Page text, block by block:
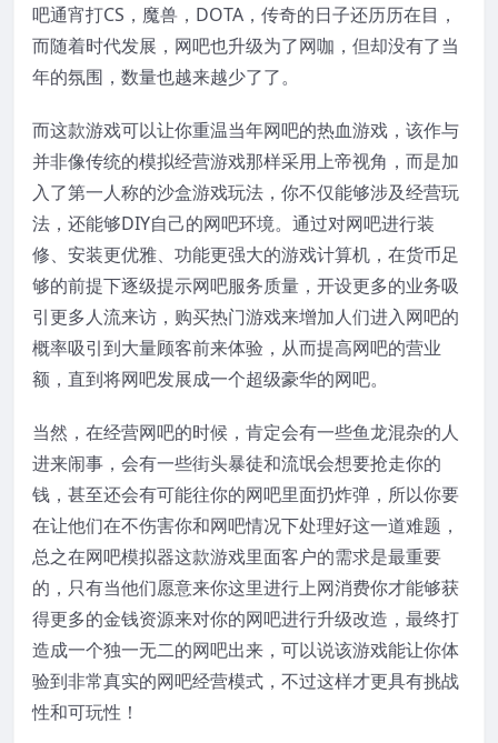
吧通宵打CS，魔兽，DOTA，传奇的日子还历历在目，
而随着时代发展，网吧也升级为了网咖，但却没有了当
年的氛围，数量也越来越少了了。
而这款游戏可以让你重温当年网吧的热血游戏，该作与
并非像传统的模拟经营游戏那样采用上帝视角，而是加
入了第一人称的沙盒游戏玩法，你不仅能够涉及经营玩
法，还能够DIY自己的网吧环境。通过对网吧进行装
修、安装更优雅、功能更强大的游戏计算机，在货币足
够的前提下逐级提示网吧服务质量，开设更多的业务吸
引更多人流来访，购买热门游戏来增加人们进入网吧的
概率吸引到大量顾客前来体验，从而提高网吧的营业
额，直到将网吧发展成一个超级豪华的网吧。
当然，在经营网吧的时候，肯定会有一些鱼龙混杂的人
进来闹事，会有一些街头暴徒和流氓会想要抢走你的
钱，甚至还会有可能往你的网吧里面扔炸弹，所以你要
在让他们在不伤害你和网吧情况下处理好这一道难题，
总之在网吧模拟器这款游戏里面客户的需求是最重要
的，只有当他们愿意来你这里进行上网消费你才能够获
得更多的金钱资源来对你的网吧进行升级改造，最终打
造成一个独一无二的网吧出来，可以说该游戏能让你体
验到非常真实的网吧经营模式，不过这样才更具有挑战
性和可玩性！